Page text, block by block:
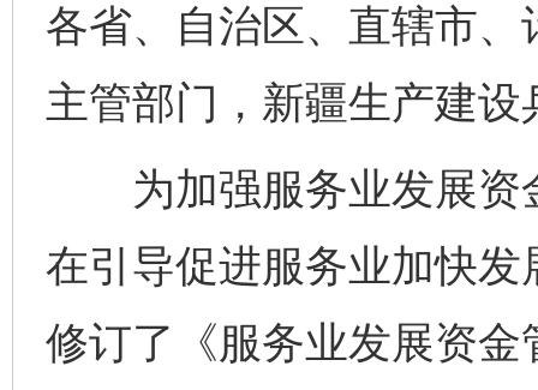
各省、自治区、直辖市
主管部门，新疆生产建
为加强服务业发展资
在引导促进服务业加快
修订了《服务业发展资